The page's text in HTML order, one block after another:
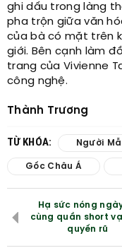
ghi dấu trong làng
pha trộn giữa văn
của bà có mặt trên
giới. Bên cạnh làm
trang của Vivienne
công nghệ.
Thành Trương
TỪ KHÓA: Người
Gốc Châu Á
Hạ sức nóng
cùng quần short
quyến rũ